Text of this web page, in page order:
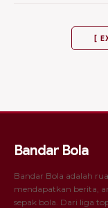
[
Bandar Bola
Bandar Bola adalah
mendapatkan berita,
sepak bola. Dari liga